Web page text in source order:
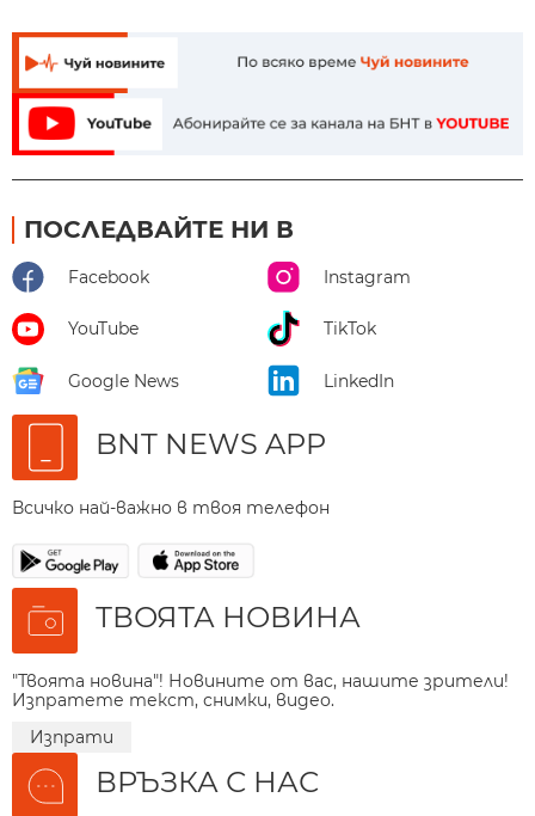
ПОСЛЕДВАЙТЕ НИ В
Facebook Instagram
YouTube TikTok
Google News LinkedIn
BNT NEWS APP
Всичко най-важно в твоя телефон
ТВОЯТА НОВИНА
"Твоята новина"! Новините от вас, нашите зрители!
Изпратете текст, снимки, видео.
Изпрати
ВРЪЗКА С НАС